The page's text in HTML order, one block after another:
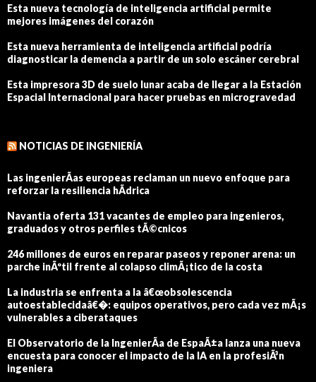
Esta nueva tecnología de inteligencia artificial permite
mejores imágenes del corazón
Esta nueva herramienta de inteligencia artificial podría
diagnosticar la demencia a partir de un solo escáner cerebral
Esta impresora 3D de suelo lunar acaba de llegar a la Estación
Espacial Internacional para hacer pruebas en microgravedad
NOTICIAS DE INGENIERÍA
Las ingenierÃ­as europeas reclaman un nuevo enfoque para
reforzar la resiliencia hÃ­drica
Navantia oferta 131 vacantes de empleo para ingenieros,
graduados y otros perfiles tÃ©cnicos
246 millones de euros en reparar paseos y reponer arena: un
parche inÃºtil frente al colapso climÃ¡tico de la costa
La industria se enfrenta a la â€œobsolescencia
autoestablecidaâ€�: equipos operativos, pero cada vez mÃ¡s
vulnerables a ciberataques
El Observatorio de la IngenierÃ­a de EspaÃ±a lanza una nueva
encuesta para conocer el impacto de la IA en la profesiÃ³n
ingeniera